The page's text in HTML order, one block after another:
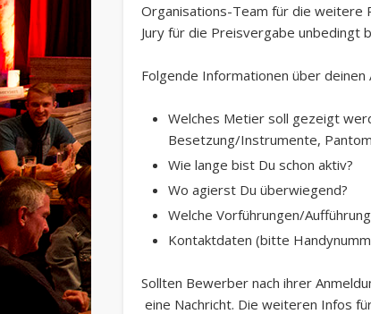
Organisations-Team für die weitere
Jury für die Preisvergabe unbedingt
Folgende Informationen über
Welches Metier soll gezeigt
Besetzung/Instrumente,
Wie lange bist Du schon aktiv?
Wo agierst Du überwiegend?
Welche Vorführungen/
Kontaktdaten (bitte
Sollten Bewerber nach ihrer
eine Nachricht. Die weiteren Infos